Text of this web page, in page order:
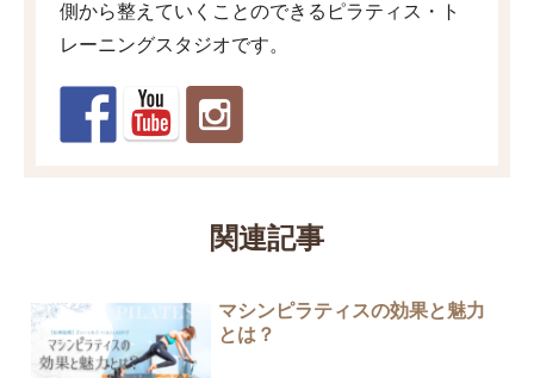
側から整えていくことのできるピラティス・ト
レーニングスタジオです。
関連記事
マシンピラティスの効果と魅力
とは？